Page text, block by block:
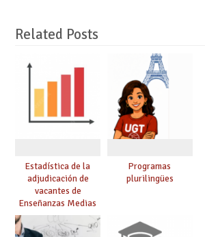
Related Posts
Estadística de la
adjudicación de
vacantes de
Enseñanzas Medias
para el curso 26/27
Programas
plurilingües